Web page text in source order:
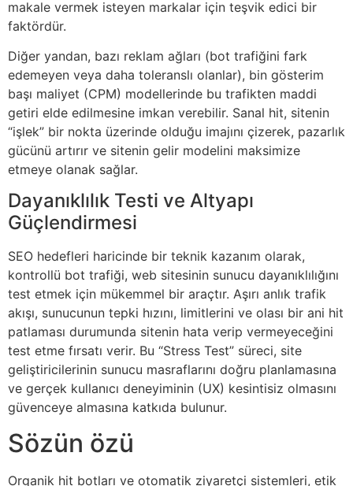
makale vermek isteyen markalar için teşvik edici bir
faktördür.
Diğer yandan, bazı reklam ağları (bot trafiğini fark
edemeyen veya daha toleranslı olanlar), bin gösterim
başı maliyet (CPM) modellerinde bu trafikten maddi
getiri elde edilmesine imkan verebilir. Sanal hit, sitenin
“işlek” bir nokta üzerinde olduğu imajını çizerek, pazarlık
gücünü artırır ve sitenin gelir modelini maksimize
etmeye olanak sağlar.
Dayanıklılık Testi ve Altyapı
Güçlendirmesi
SEO hedefleri haricinde bir teknik kazanım olarak,
kontrollü bot trafiği, web sitesinin sunucu dayanıklılığını
test etmek için mükemmel bir araçtır. Aşırı anlık trafik
akışı, sunucunun tepki hızını, limitlerini ve olası bir ani hit
patlaması durumunda sitenin hata verip vermeyeceğini
test etme fırsatı verir. Bu “Stress Test” süreci, site
geliştiricilerinin sunucu masraflarını doğru planlamasına
ve gerçek kullanıcı deneyiminin (UX) kesintisiz olmasını
güvenceye almasına katkıda bulunur.
Sözün özü
Organik hit botları ve otomatik ziyaretçi sistemleri, etik